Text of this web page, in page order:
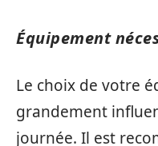
Équipement
Le choix de votre
grandement
journée. Il est